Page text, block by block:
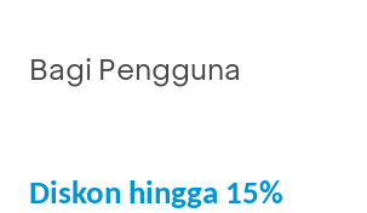
Bagi Pengguna
Diskon hingga 15%